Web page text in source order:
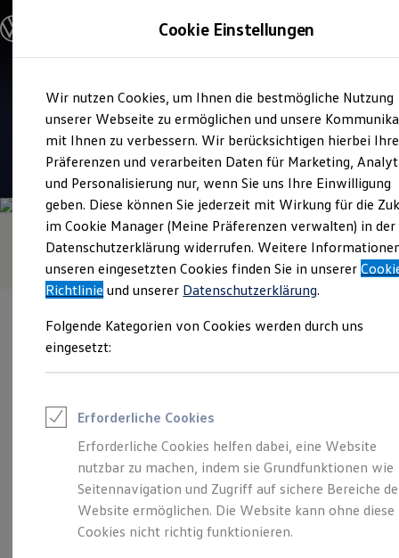
Hauptinhalt
springen
Footer
springen
Modelle & Konfigurator
Nutzfahrzeugkategorien entdecken
Modelle konfigurieren
Vorgängermodelle und Oldtimer
Vorgängermodelle
Oldtimer
Bulli Historie
Branchenlösungen & Gewerbekunden
Umbaulösungen und Hersteller finden
Auf- und Umbauten entdecken & konfigurieren
Groß- und Sonderkunden
Großkunden
Kommunen & Behörden
Journalisten
Sportvereine
Branchenlösungen
Gewerbliche Personenbeförderung
Service & mobile Werkstätten
Kühlfahrzeuge
ONE Business ID Vorteile
Fahrzeugsuche & Marktplatz
Fahrzeugsuche
Fahrzeuge online kaufen
Digitaler Marktplatz
Kauf & Finanzierung
Online-Fahrzeugbewertung
Aktionen & Angebote
Verkauf und Service
Autohaus Koch
4.4| 119 Bewertungen
Johanniterstraße 57-63, 74523 Schwäbisch Hall
Cookie Einstellungen
Wir nutzen Cookies, um Ihnen die bestmögliche Nutzung
unserer Webseite zu ermöglichen und unsere
mit Ihnen zu verbessern. Wir berücksichtigen hierbei Ihre
Präferenzen und verarbeiten Daten für Marketing,
und Personalisierung nur, wenn Sie uns Ihre Einwilligung
geben. Diese können Sie jederzeit mit Wirkung für die
im Cookie Manager (Meine Präferenzen verwalten) in der
Datenschutzerklärung widerrufen. Weitere
unseren eingesetzten Cookies finden Sie in unserer
Richtlinie und unserer Datenschutzerklärung.
Folgende Kategorien von Cookies werden durch uns
eingesetzt:
Erforderliche Cookies
Erforderliche Cookies helfen dabei, eine Website
nutzbar zu machen, indem sie Grundfunktionen wie
Seitennavigation und Zugriff auf sichere Bereiche
Website ermöglichen. Die Website kann ohne diese
Cookies nicht richtig funktionieren.